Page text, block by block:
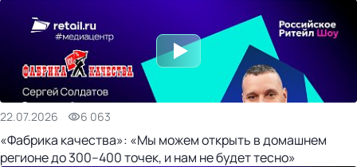
22.07.2026 6 063
«Фабрика качества»: «Мы можем открыть в домашнем
регионе до 300–400 точек, и нам не будет тесно»